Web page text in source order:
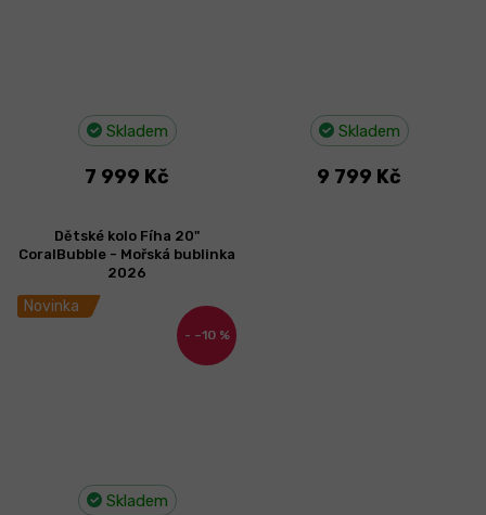
Skladem
7 999 Kč
Skladem
9 799 Kč
Novinka
–10 %
Dětské kolo Fíha 20"
CoralBubble - Mořská bublinka
2026
Skladem